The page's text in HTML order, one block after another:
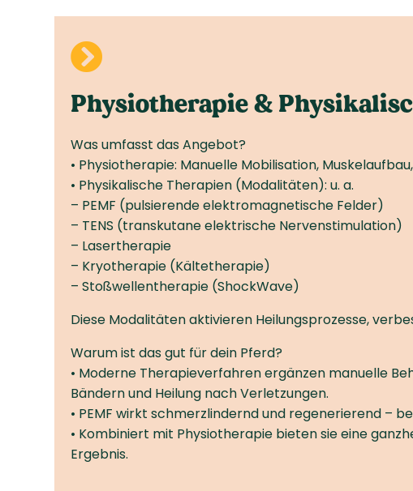

Physiotherapie &
Was umfasst das Angebot?
• Physiotherapie: Manuelle Mobilisation,
• Physikalische Therapien (Modalitäten): u. a.
– PEMF (pulsierende elektromagnetische Felder)
– TENS (transkutane elektrische Nerven­stimulation)
– Lasertherapie
– Kryotherapie (Kälte­therapie)
– Stoßwellentherapie (Shock­Wave)
Diese Modalitäten aktivieren Heilungsprozesse,
Warum ist das gut für dein Pferd?
• Moderne Therapieverfahren ergänzen manuelle
Bändern und Heilung nach Verletzungen.
• PEMF wirkt schmerz­lindernd und regenerierend –
• Kombiniert mit Physiotherapie bieten sie eine
Ergebnis.